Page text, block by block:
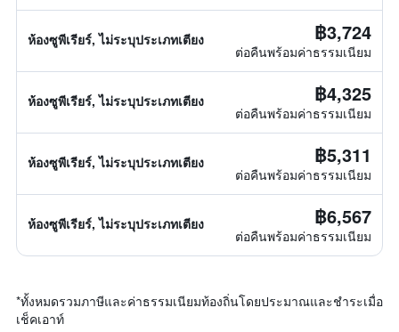
ห้องซูพีเรียร์, ไม่ระบุประเภทเตียง ฿3,724
ต่อคืนพร้อมค่าธรรมเนียม
ห้องซูพีเรียร์, ไม่ระบุประเภทเตียง ฿4,325
ต่อคืนพร้อมค่าธรรมเนียม
ห้องซูพีเรียร์, ไม่ระบุประเภทเตียง ฿5,311
ต่อคืนพร้อมค่าธรรมเนียม
ห้องซูพีเรียร์, ไม่ระบุประเภทเตียง ฿6,567
ต่อคืนพร้อมค่าธรรมเนียม
*ทั้งหมดรวมภาษีและค่าธรรมเนียมท้องถิ่นโดยประมาณและชำระเมื่อ
เช็คเอาท์